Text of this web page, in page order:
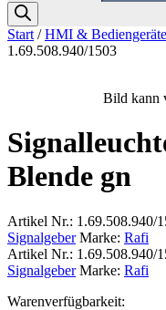
Start /HMI & Bediengeräte
1.69.508.940/1503
Bild kann
Blende gn
Artikel Nr.: 1.69.508.940/
Signalgeber Marke: Rafi
Artikel Nr.: 1.69.508.940/
Signalgeber Marke: Rafi
Warenverfügbarkeit: